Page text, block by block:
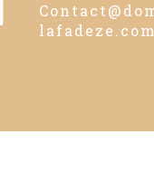
contact@domaine-
lafadeze.com